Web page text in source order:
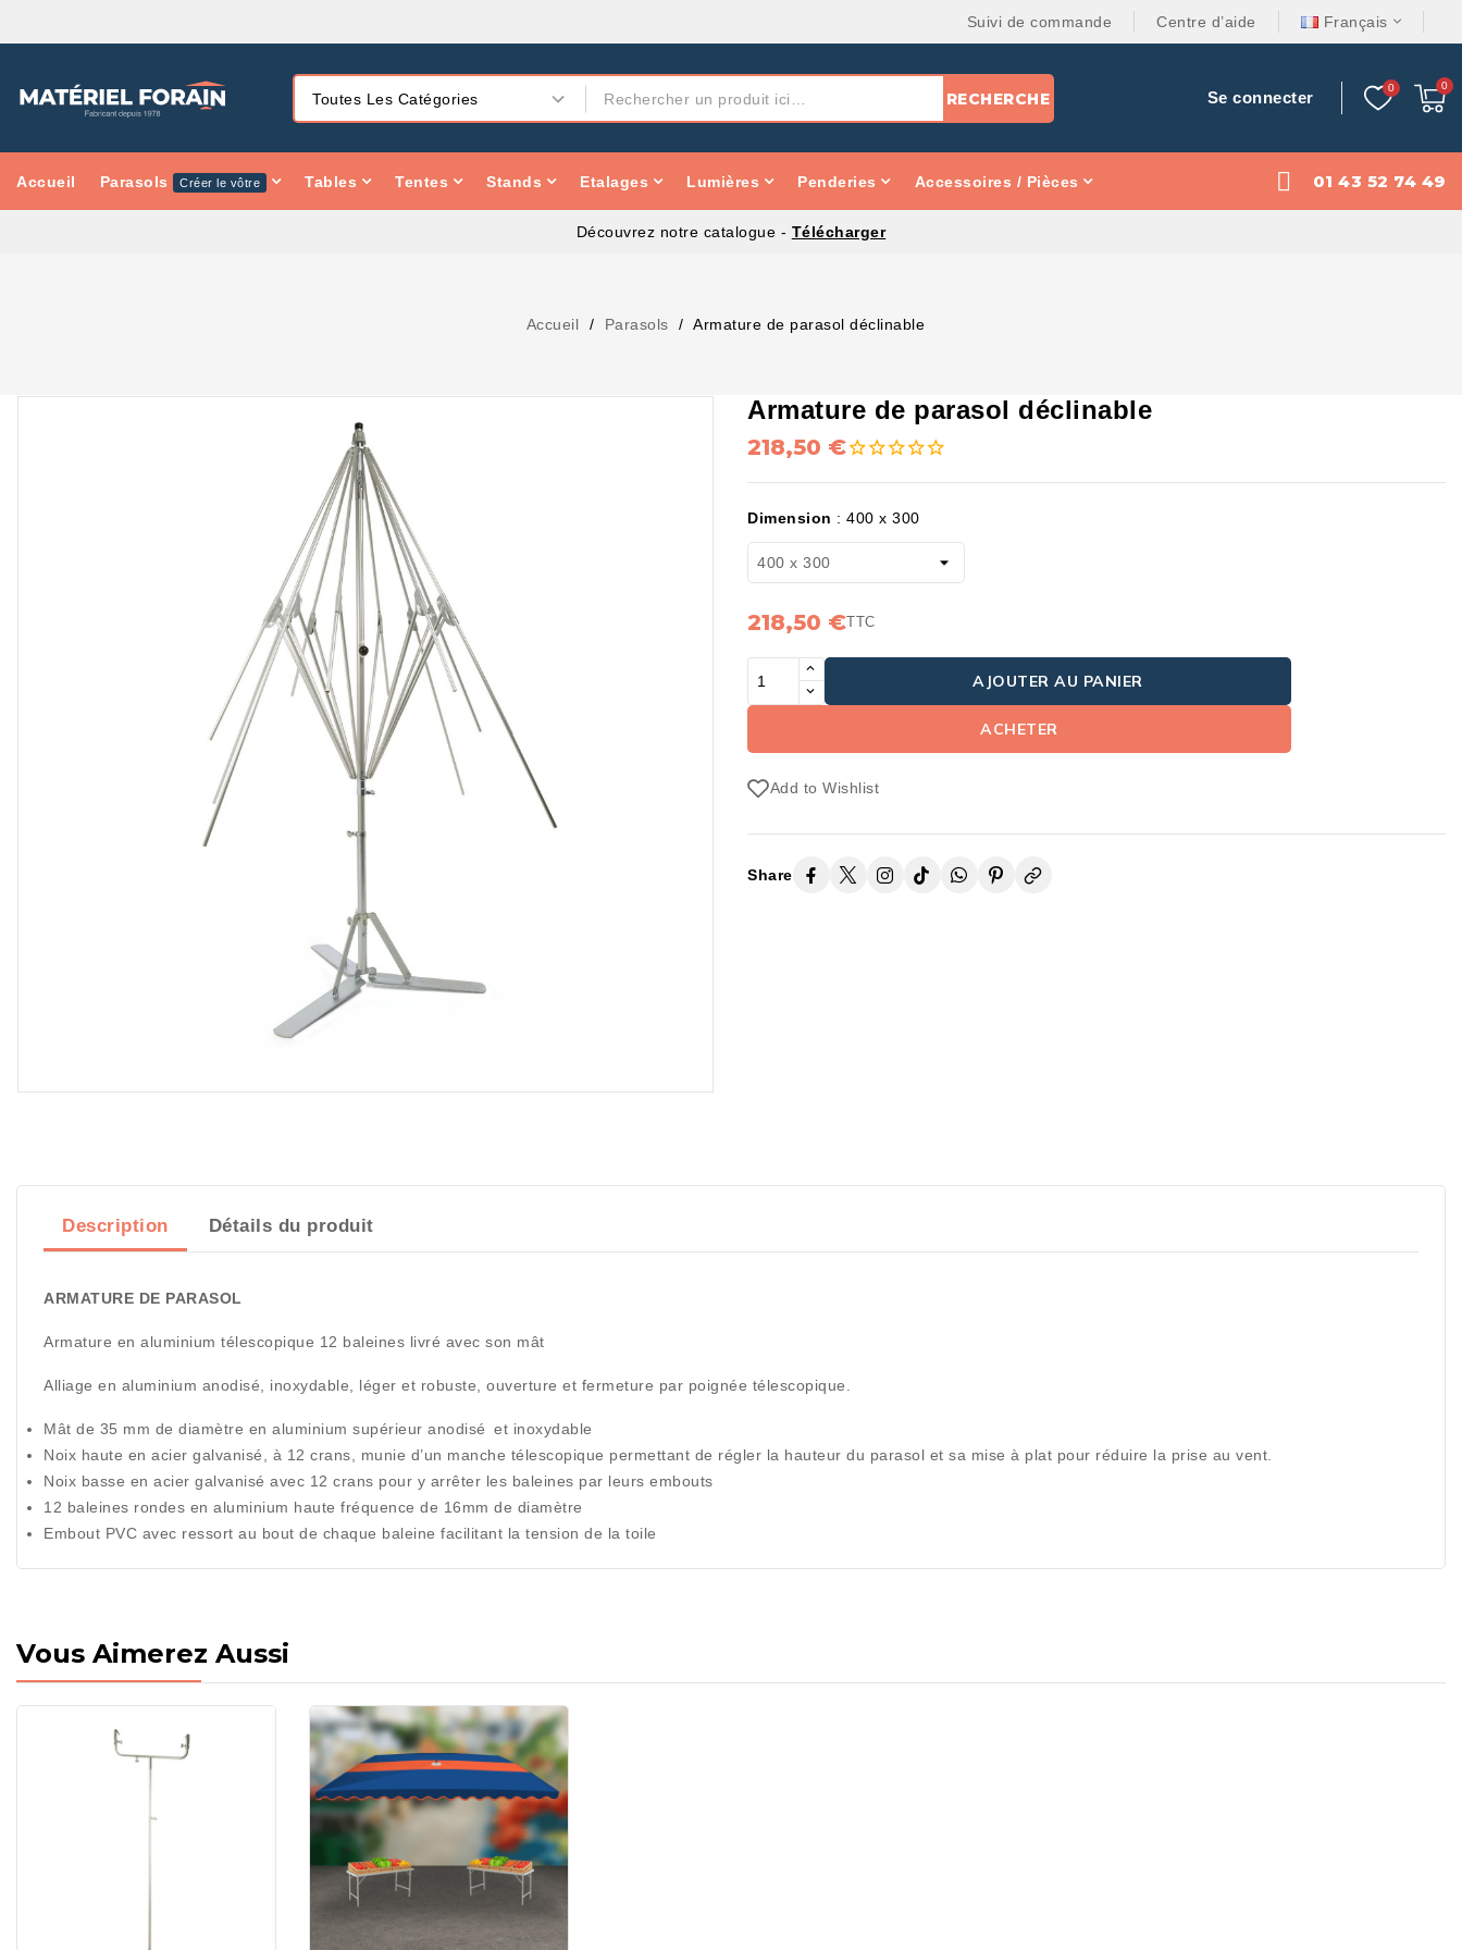
Suivi de commande Centre d’aide Français
RECHERCHE Se connecter
Accueil Parasols Créer le vôtre Tables Tentes Stands Etalages Lumières Penderies Accessoires / Pièces 01 43 52 74 49
Découvrez notre catalogue - Télécharger
Accueil Parasols Armature de parasol déclinable
Armature de parasol déclinable
218,50 €
Dimension : 400 x 300
218,50 €TTC
AJOUTER AU PANIER
ACHETER
Add to Wishlist
Share
Description Détails du produit
ARMATURE DE PARASOL
Armature en aluminium télescopique 12 baleines livré avec son mât
Alliage en aluminium anodisé, inoxydable, léger et robuste, ouverture et fermeture par poignée télescopique.
Mât de 35 mm de diamètre en aluminium supérieur anodisé et inoxydable
Noix haute en acier galvanisé, à 12 crans, munie d’un manche télescopique permettant de régler la hauteur du parasol et sa mise à plat pour réduire la prise au vent.
Noix basse en acier galvanisé avec 12 crans pour y arrêter les baleines par leurs embouts
12 baleines rondes en aluminium haute fréquence de 16mm de diamètre
Embout PVC avec ressort au bout de chaque baleine facilitant la tension de la toile
Vous Aimerez Aussi